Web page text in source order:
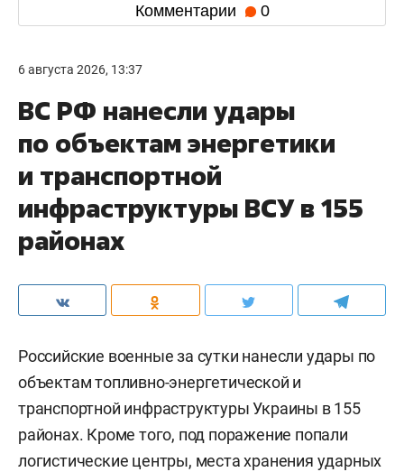
Комментарии 0
6 августа 2026, 13:37
ВС РФ нанесли удары
по объектам энергетики
и транспортной
инфраструктуры ВСУ в 155
районах
Российские военные за сутки нанесли удары по
объектам топливно-энергетической и
транспортной инфраструктуры Украины в 155
районах. Кроме того, под поражение попали
логистические центры, места хранения ударных